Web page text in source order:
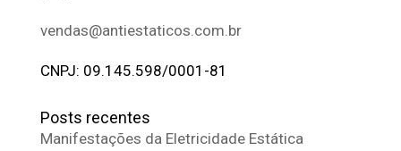
vendas@antiestaticos.com.br
CNPJ: 09.145.598/0001-81
Posts recentes
Manifestações da Eletricidade Estática